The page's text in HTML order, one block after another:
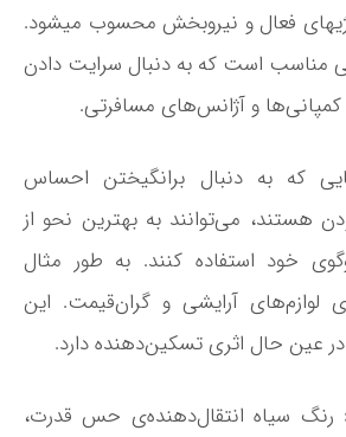
فعال و نیروبخش محسوب می­شود.
مناسب است که به دنبال سرایت دادن
و آژانس‌­های مسافرتی.
که به دنبال برانگیختن احساس
هستند، می‌­توانند به بهترین نحو از
خود استفاده کنند. به طور مثال
لوازم­‌های آرایشی و گران‌قیمت. این
عین حال اثری تسکین‌­دهنده دارد.
رنگ سیاه انتقال­‌دهنده­‌ی حس قدرت،